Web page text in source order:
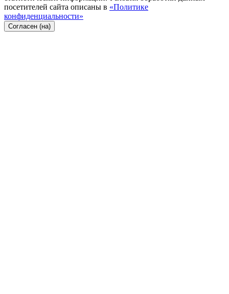
посетителей сайта описаны в «Политике
конфиденциальности»
Согласен (на)